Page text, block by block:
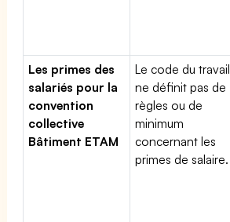
Les primes des
salariés pour la
convention
collective
Bâtiment ETAM
Le code du travail
ne définit pas de
règles ou de
minimum
concernant les
primes de salaire.